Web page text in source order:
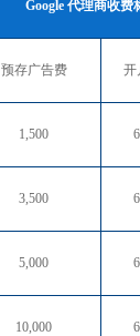
Google 代理商收费
预存广告费 开
1,500
3,500
5,000
10,000